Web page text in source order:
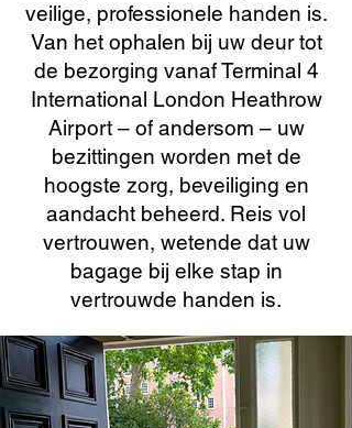
veilige, professionele handen is.
Van het ophalen bij uw deur tot
de bezorging vanaf Terminal 4
International London Heathrow
Airport – of andersom – uw
bezittingen worden met de
hoogste zorg, beveiliging en
aandacht beheerd. Reis vol
vertrouwen, wetende dat uw
bagage bij elke stap in
vertrouwde handen is.